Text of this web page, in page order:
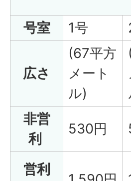
号室
1号
広さ
(67平方
メート
ル)
非営
利
530円
営利